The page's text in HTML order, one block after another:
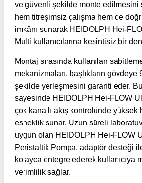
ve güvenli şekilde monte edilmesini
hem titreşimsiz çalışma hem de
imkânı sunarak HEIDOLPH Hei-
Multi kullanıcılarına kesintisiz bir
Montaj sırasında kullanılan
mekanizmaları, başlıkların gövdeye
şekilde yerleşmesini garanti eder.
sayesinde HEIDOLPH Hei-FLOW
çok kanallı akış kontrolünde yüksek
esneklik sunar. Uzun süreli
uygun olan HEIDOLPH Hei-FLOW
Peristaltik Pompa, adaptör desteği ile
kolayca entegre ederek kullanıcıya
verimlilik sağlar.